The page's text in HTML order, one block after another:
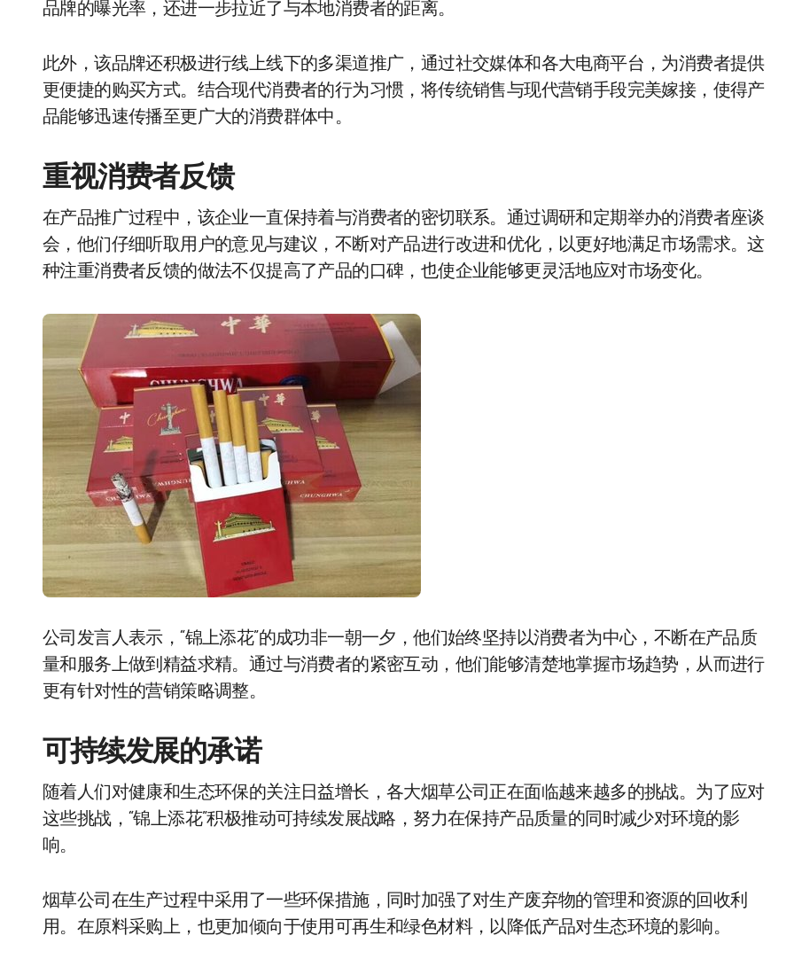
品牌的曝光率，还进一步拉近了与本地消费者的距离。
此外，该品牌还积极进行线上线下的多渠道推广，通过社交媒体和各大电商平台，为消费者提供
更便捷的购买方式。结合现代消费者的行为习惯，将传统销售与现代营销手段完美嫁接，使得产
品能够迅速传播至更广大的消费群体中。
重视消费者反馈
在产品推广过程中，该企业一直保持着与消费者的密切联系。通过调研和定期举办的消费者座谈
会，他们仔细听取用户的意见与建议，不断对产品进行改进和优化，以更好地满足市场需求。这
种注重消费者反馈的做法不仅提高了产品的口碑，也使企业能够更灵活地应对市场变化。
公司发言人表示，“锦上添花”的成功非一朝一夕，他们始终坚持以消费者为中心，不断在产品质
量和服务上做到精益求精。通过与消费者的紧密互动，他们能够清楚地掌握市场趋势，从而进行
更有针对性的营销策略调整。
可持续发展的承诺
随着人们对健康和生态环保的关注日益增长，各大烟草公司正在面临越来越多的挑战。为了应对
这些挑战，“锦上添花”积极推动可持续发展战略，努力在保持产品质量的同时减少对环境的影
响。
烟草公司在生产过程中采用了一些环保措施，同时加强了对生产废弃物的管理和资源的回收利
用。在原料采购上，也更加倾向于使用可再生和绿色材料，以降低产品对生态环境的影响。